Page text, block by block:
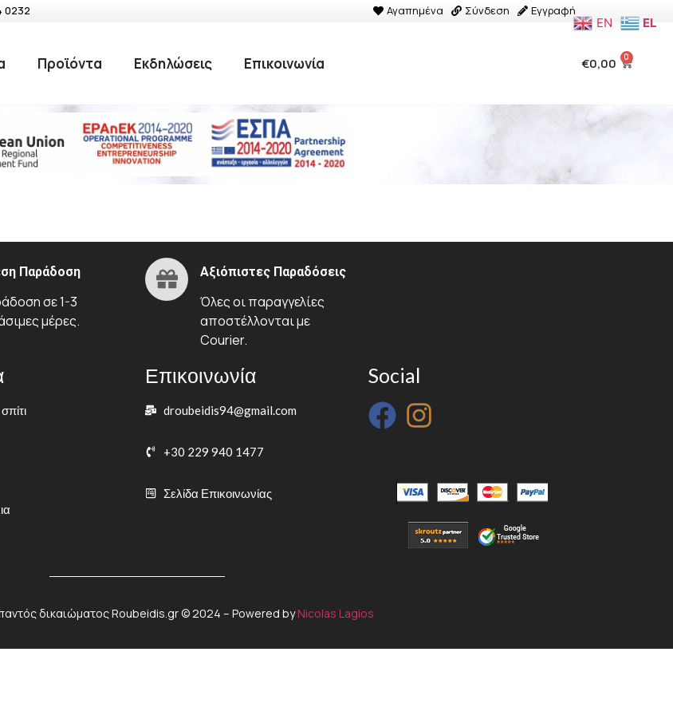
0232 Αγαπημένα Σύνδεση Εγγραφή
Προϊόντα Εκδηλώσεις Επικοινωνία €0,00 0
Παράδοση
σε 1-3
μέρες.
Αξιόπιστες Παραδόσεις
Όλες οι παραγγελίες
αποστέλλονται με
Courier.
Επικοινωνία
droubeidis94@gmail.com
+30 229 940 1477
Σελίδα Επικοινωνίας
Social
δικαιώματος Roubeidis.gr © 2024 – Powered byNicolas Lagios
EN EL